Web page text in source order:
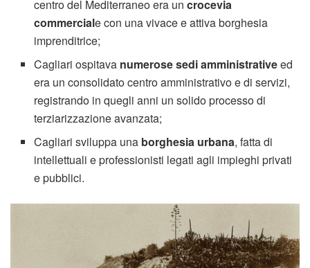
centro del Mediterraneo era un crocevia
commerciale con una vivace e attiva borghesia
imprenditrice;
Cagliari ospitava numerose sedi amministrativeed
era un consolidato centro amministrativo e di servizi,
registrando in quegli anni un solido processo di
terziarizzazione avanzata;
Cagliari sviluppa una borghesia urbana, fatta di
intellettuali e professionisti legati agli impieghi privati
e pubblici.